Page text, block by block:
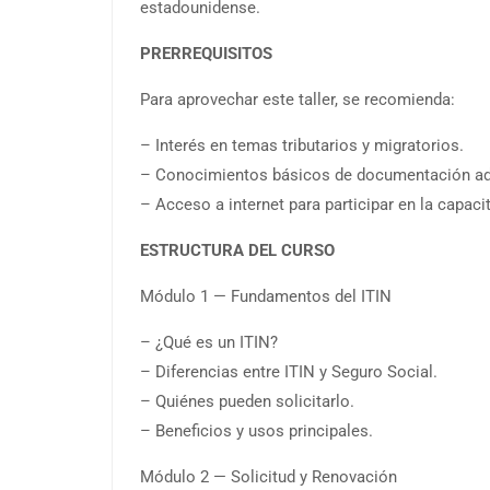
estadounidense.
PRERREQUISITOS
Para aprovechar este taller, se recomienda:
– Interés en temas tributarios y migratorios.
– Conocimientos básicos de documentación
– Acceso a internet para participar en la
ESTRUCTURA DEL CURSO
Módulo 1 — Fundamentos del ITIN
– ¿Qué es un ITIN?
– Diferencias entre ITIN y Seguro Social.
– Quiénes pueden solicitarlo.
– Beneficios y usos principales.
Módulo 2 — Solicitud y Renovación